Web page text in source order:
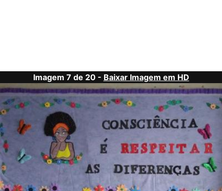
Imagem 7 de 20 - Baixar Imagem em HD